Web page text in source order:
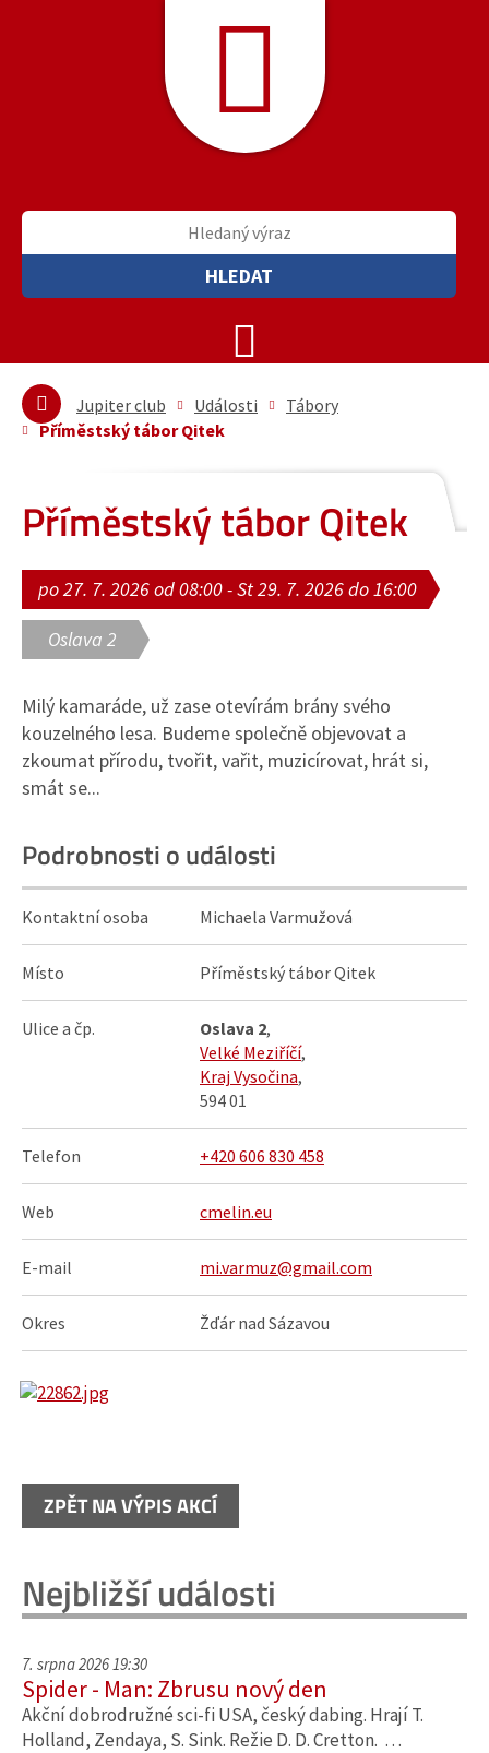
HLEDAT
Jupiter club Události
Tábory
Příměstský tábor Qitek
Příměstský tábor Qitek
po 27. 7. 2026 od 08:00 - St 29. 7. 2026 do 16:00
Oslava 2
Milý kamaráde, už zase otevírám brány svého
kouzelného lesa. Budeme společně objevovat a
zkoumat přírodu, tvořit, vařit, muzicírovat, hrát si,
smát se...
Podrobnosti o události
Kontaktní osoba Michaela Varmužová
Místo Příměstský tábor Qitek
Ulice a čp. Oslava 2,
Velké Meziříčí,
Kraj Vysočina,
594 01
Telefon +420 606 830 458
Web cmelin.eu
E-mail mi.varmuz@gmail.com
Okres Žďár nad Sázavou
ZPĚT NA VÝPIS AKCÍ
Nejbližší události
7. srpna 2026 19:30
Spider - Man: Zbrusu nový den
Akční dobrodružné sci-fi USA, český dabing. Hrají T.
Holland, Zendaya, S. Sink. Režie D. D. Cretton. …